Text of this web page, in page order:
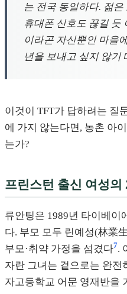
는 전국 동일하다. 젊
휴대폰 신호도 끊길 듯
이라곤 자신뿐인 마을
년을 보내고 싶지 않기
이것이 TFT가 답하려는 질
에 가지 않는다면, 농촌 아
는가?
프린스턴 출신 여성의
류안팅은 1989년 타이베이
다. 부모 모두 린예성(林業
부모·취약 가정을 섬겼다7.
자란 그녀는 겉으로는 완전
자고등학교 어문 영재반을